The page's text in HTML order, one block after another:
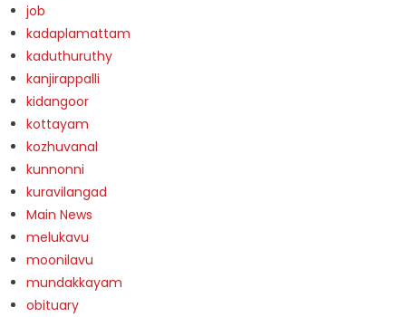
job
kadaplamattam
kaduthuruthy
kanjirappalli
kidangoor
kottayam
kozhuvanal
kunnonni
kuravilangad
Main News
melukavu
moonilavu
mundakkayam
obituary